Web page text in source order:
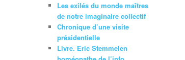
Les exilés du monde maîtres
de notre imaginaire collectif
Chronique d’une visite
présidentielle
Livre. Eric Stemmelen